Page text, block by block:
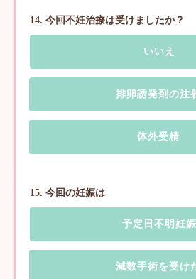
14. 今回不妊治療は受けましたか？
いいえ
排卵誘発剤の注
体外受精
15. 今回の妊娠は
予定日不明妊娠
減数手術を受け